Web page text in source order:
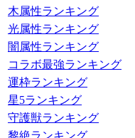
木属性ランキング
光属性ランキング
闇属性ランキング
コラボ最強ランキング
運枠ランキング
星5ランキング
守護獣ランキング
黎絶ランキング